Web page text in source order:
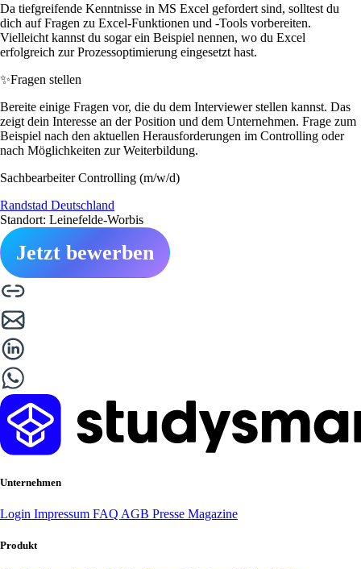
Da tiefgreifende Kenntnisse in MS Excel gefordert sind, solltest du
dich auf Fragen zu Excel-Funktionen und -Tools vorbereiten.
Vielleicht kannst du sogar ein Beispiel nennen, wo du Excel
erfolgreich zur Prozessoptimierung eingesetzt hast.
✨Fragen stellen
Bereite einige Fragen vor, die du dem Interviewer stellen kannst. Das
zeigt dein Interesse an der Position und dem Unternehmen. Frage zum
Beispiel nach den aktuellen Herausforderungen im Controlling oder
nach Möglichkeiten zur Weiterbildung.
Sachbearbeiter Controlling (m/w/d)
Randstad Deutschland
Standort: Leinefelde-Worbis
Jetzt bewerben
Unternehmen
Login Impressum FAQ AGB Presse Magazine
Produkt